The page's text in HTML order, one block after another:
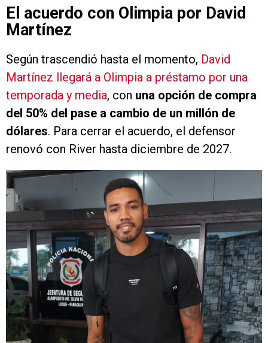
El acuerdo con Olimpia por David
Martínez
Según trascendió hasta el momento, David
Martínez llegará a Olimpia a préstamo por una
temporada y media, con una opción de compra
del 50% del pase a cambio de un millón de
dólares. Para cerrar el acuerdo, el defensor
renovó con River hasta diciembre de 2027.